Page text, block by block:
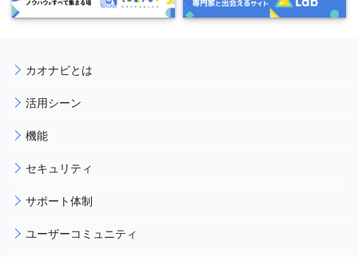
カオナビとは
活用シーン
機能
セキュリティ
サポート体制
ユーザーコミュニティ